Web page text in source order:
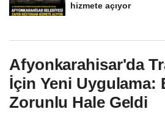
hizmete açıyor
Afyonkarahisar'da
İçin Yeni Uygulama:
Zorunlu Hale Geldi